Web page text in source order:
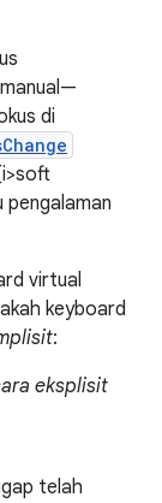
di
virtual
keyboard
:
eksplisit
telah